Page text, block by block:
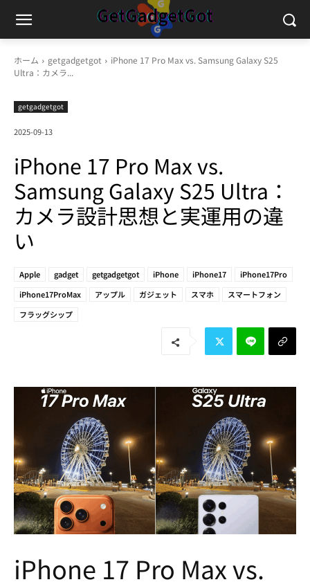
ホーム getgadgetgot
iPhone 17 Pro Max vs. Samsung Galaxy S25
Ultra：カメラ...
getgadgetgot
2025-09-13
iPhone 17 Pro Max vs.
Samsung Galaxy S25 Ultra：
カメラ設計思想と実運用の違
い
Apple gadget getgadgetgot iPhone iPhone17
iPhone17Pro
iPhone17ProMax
アップル ガジェット スマホ
スマートフォン
フラッグシップ
iPhone 17 Pro Max vs.